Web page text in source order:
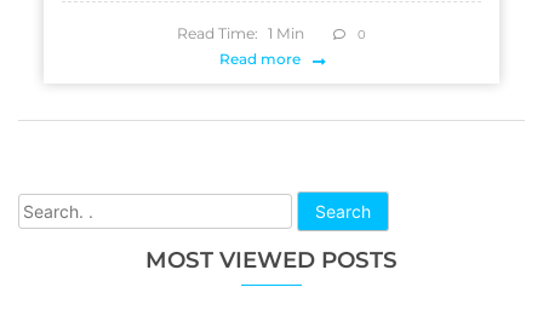
Search
MOST VIEWED POSTS
Read Time: 1 Min 0
Read more